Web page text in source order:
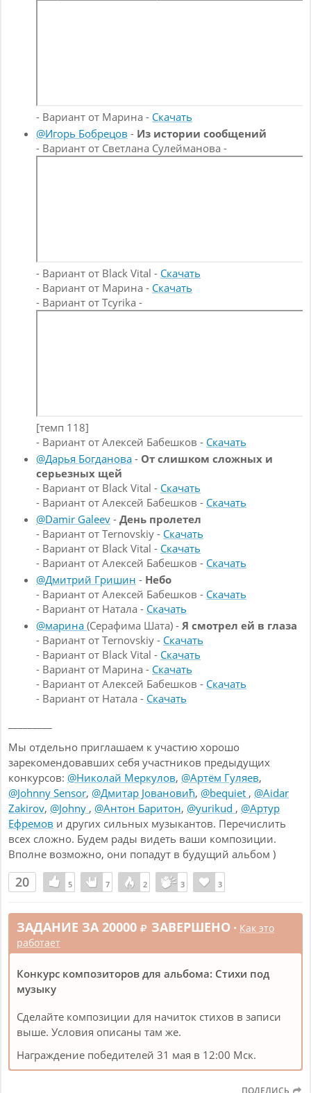
- Вариант от Марина - Скачать
@Игорь Бобрецов - Из истории сообщений
- Вариант от Светлана Сулейманова -
- Вариант от Black Vital - Скачать
- Вариант от Марина - Скачать
- Вариант от Tcyrika -
[темп 118]
- Вариант от Алексей Бабешков - Скачать
@Дарья Богданова - От слишком сложных и
серьезных щей
- Вариант от Black Vital - Скачать
- Вариант от Алексей Бабешков - Скачать
@Damir Galeev - День пролетел
- Вариант от Ternovskiy - Скачать
- Вариант от Black Vital - Скачать
- Вариант от Алексей Бабешков - Скачать
@Дмитрий Гришин - Небо
- Вариант от Алексей Бабешков - Скачать
- Вариант от Натала - Скачать
@марина (Серафима Шата) - Я смотрел ей в глаза
- Вариант от Ternovskiy - Скачать
- Вариант от Black Vital - Скачать
- Вариант от Марина - Скачать
- Вариант от Алексей Бабешков - Скачать
- Вариант от Натала - Скачать
Мы отдельно приглашаем к участию хорошо
зарекомендовавших себя участников предыдущих
конкурсов: @Николай Меркулов, @Артём Гуляев,
@Johnny Sensor, @Дмитар Јовановић, @bequiet , @Aidar
Zakirov, @Johny , @Антон Баритон, @yurikud , @Артур
Ефремов и других сильных музыкантов. Перечислить
всех сложно. Будем рады видеть ваши композиции.
Вполне возможно, они попадут в будущий альбом )
20 5
5 7
7 2
2 3
3 3
3
ЗАДАНИЕ ЗА 20000 ЗАВЕРШЕНО • Как это
работает
Конкурс композиторов для альбома: Стихи под
музыку
Сделайте композиции для начиток стихов в записи
выше. Условия описаны там же.
Награждение победителей 31 мая в 12:00 Мск.